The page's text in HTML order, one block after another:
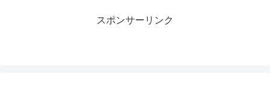
スポンサーリンク